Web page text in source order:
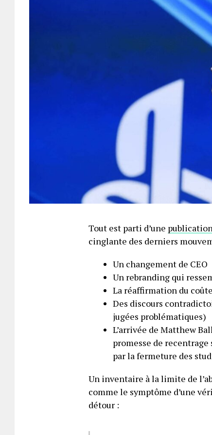
Tout est parti d’une
cinglante des derniers
Un changement de CEO
Un rebranding qui
La réaffirmation du
Des discours
jugées problématiques)
L’arrivée de Matthew
promesse de
par la fermeture des
Un inventaire à la limite de
comme le symptôme d’une
détour :